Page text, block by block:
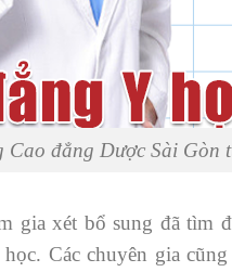
Cao đẳng Dược Sài Gòn
gia xét bổ sung đã
Các chuyên gia